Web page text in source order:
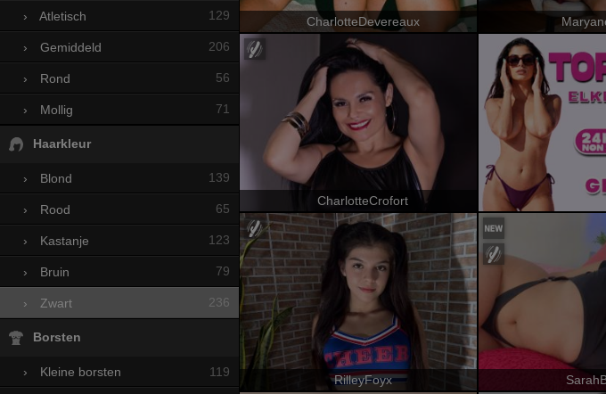
› Atletisch 129
› Gemiddeld 206
› Rond 56
› Mollig 71
Haarkleur
› Blond 139
› Rood 65
› Kastanje 123
› Bruin 79
› Zwart 236
Borsten
› Kleine borsten 119
CharlotteDevereaux
CharlotteCrofort
RilleyFoyx